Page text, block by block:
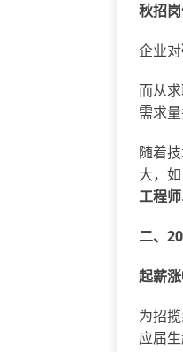
秋招
企业对
而从
需求
随着
大，如
工程师
二、
起薪
为招
应届